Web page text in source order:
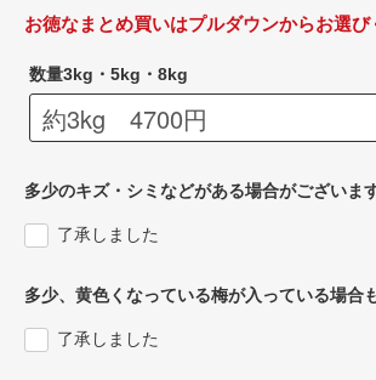
お徳なまとめ買いはプルダウンからお選
数量3kg・5kg・8kg
多少のキズ・シミなどがある場合がございま
了承しました
多少、黄色くなっている梅が入っている場合
了承しました